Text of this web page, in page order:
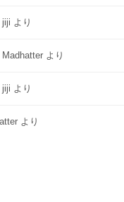
jiji より
Madhatter より
jiji より
より